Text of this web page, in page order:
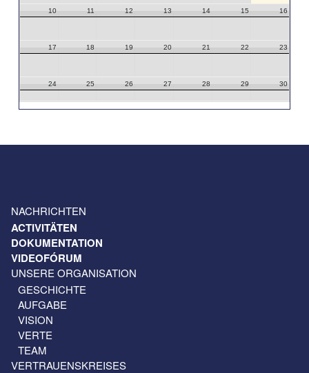
10 11 12 13 14 15 16
17 18 19 20 21 22 23
24 25 26 27 28 29 30
NACHRICHTEN
ACTIVITÄTEN
DOKUMENTATION
VIDEOFÓRUM
UNSERE ORGANISATION
GESCHICHTE
AUFGABE
VISION
VERTE
TEAM
VERTRAUENSKREISES